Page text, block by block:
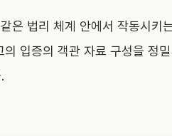
은 법리 체계 안에서 작동시키
입증의 객관 자료 구성을 정